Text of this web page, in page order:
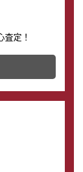
定！
新しい時計